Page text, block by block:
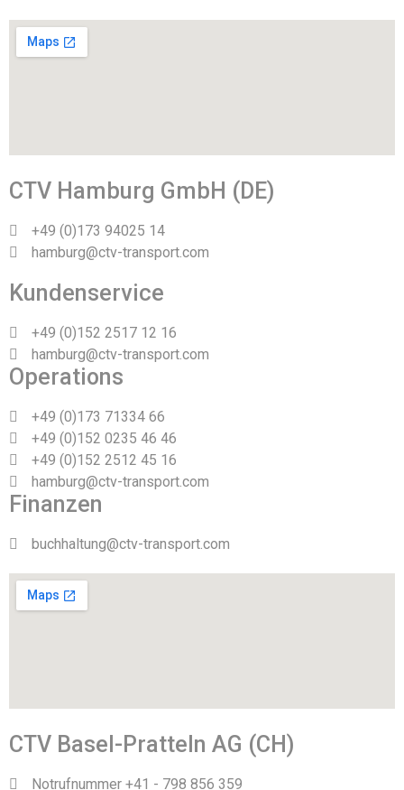
CTV Hamburg GmbH (DE)
+49 (0)173 94025 14
hamburg@ctv-transport.com
Kundenservice
+49 (0)152 2517 12 16
hamburg@ctv-transport.com
Operations
+49 (0)173 71334 66
+49 (0)152 0235 46 46
+49 (0)152 2512 45 16
hamburg@ctv-transport.com
Finanzen
buchhaltung@ctv-transport.com
CTV Basel-Pratteln AG (CH)
Notrufnummer +41 - 798 856 359